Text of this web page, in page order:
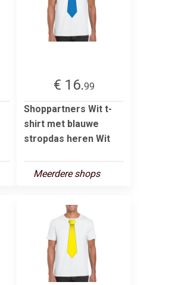
€ 16.99
Shoppartners Wit t-
shirt met blauwe
stropdas heren Wit
Meerdere shops